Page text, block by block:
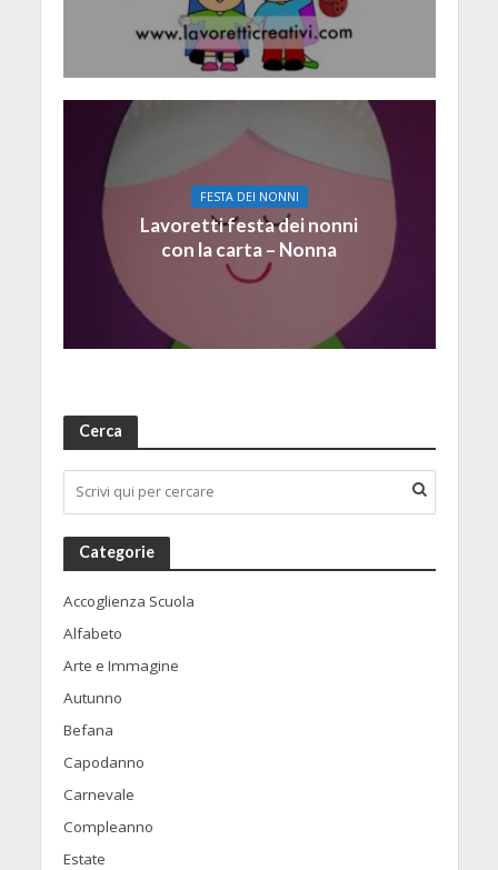
FESTA DEI NONNI
Lavoretti festa dei nonni
con la carta – Nonna
Cerca
Categorie
Accoglienza Scuola
Alfabeto
Arte e Immagine
Autunno
Befana
Capodanno
Carnevale
Compleanno
Estate